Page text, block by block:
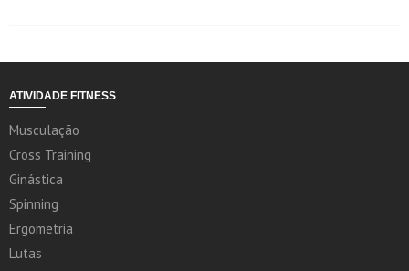
ATIVIDADE FITNESS
Musculação
Cross Training
Ginástica
Spinning
Ergometria
Lutas